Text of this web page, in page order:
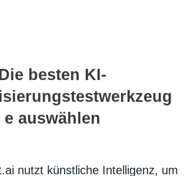
besten KI-
e auswählen
nutzt künstliche Intelligenz, um